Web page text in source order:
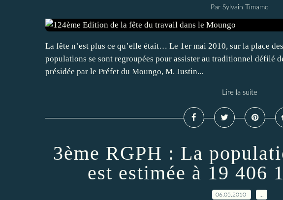
Par Sylvain Timamo
La fête n’est plus ce qu’elle était… Le 1er mai 2010, sur la place
populations se sont regroupées pour assister au traditionnel défilé
présidée par le Préfet du Moungo, M. Justin...
Lire la suite
3ème RGPH : La
est estimée à 19 406
06.05.2010